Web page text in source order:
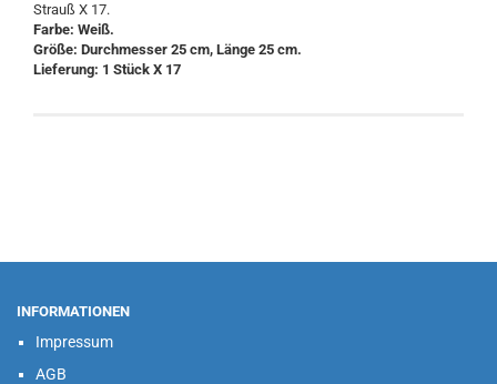
Strauß X 17.
Farbe: Weiß.
Größe: Durchmesser 25 cm, Länge 25 cm.
Lieferung: 1 Stück X 17
INFORMATIONEN
Impressum
AGB